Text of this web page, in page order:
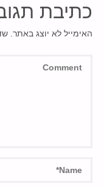
כתיבת
האימייל לא יוצג באתר.